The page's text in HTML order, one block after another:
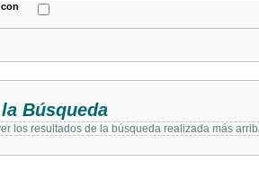
Búsqueda
los resultados de la búsqueda realizada más